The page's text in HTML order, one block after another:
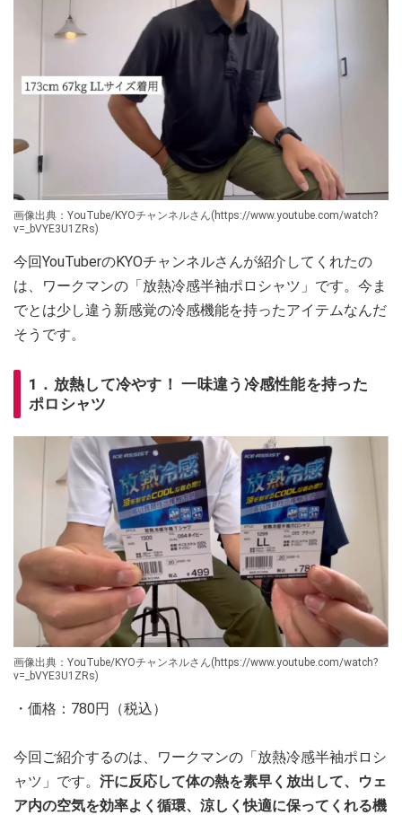
画像出典：YouTube/KYOチャンネルさん(https://www.youtube.com/watch?
v=_bVYE3U1ZRs)
今回YouTuberのKYOチャンネルさんが紹介してくれたの
は、ワークマンの「放熱冷感半袖ポロシャツ」です。今ま
でとは少し違う新感覚の冷感機能を持ったアイテムなんだ
そうです。
1．放熱して冷やす！ 一味違う冷感性能を持った
ポロシャツ
画像出典：YouTube/KYOチャンネルさん(https://www.youtube.com/watch?
v=_bVYE3U1ZRs)
・価格：780円（税込）
今回ご紹介するのは、ワークマンの「放熱冷感半袖ポロシ
ャツ」です。 汗に反応して体の熱を素早く放出して、ウェ
ア内の空気を効率よく循環、涼しく快適に保ってくれる機